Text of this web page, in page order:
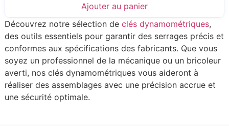
Ajouter au panier
Découvrez notre sélection de clés dynamométriques,
des outils essentiels pour garantir des serrages précis et
conformes aux spécifications des fabricants. Que vous
soyez un professionnel de la mécanique ou un bricoleur
averti, nos clés dynamométriques vous aideront à
réaliser des assemblages avec une précision accrue et
une sécurité optimale.